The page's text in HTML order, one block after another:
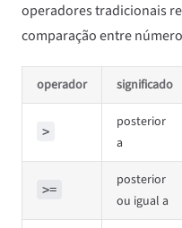
operadores tradicionais
comparação entre
operador significado
>
posterior
a
>=
posterior
ou igual a